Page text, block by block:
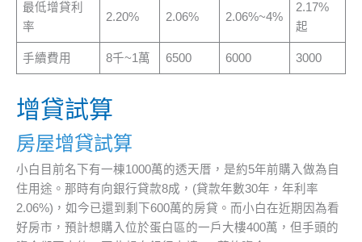
最低增貸利
率
2.20% 2.06% 2.06%~4%
2.17%
起
手續費用 8千~1萬 6500 6000 3000
增貸試算
房屋增貸試算
小白目前名下有一棟1000萬的透天厝，是約5年前購入做為自
住用途。那時有向銀行貸款8成，(貸款年數30年，年利率
2.06%)，如今已還到剩下600萬的房貸。而小白在近期因為看
好房市，預計想購入位於蛋白區的一戶大樓400萬，但手頭的